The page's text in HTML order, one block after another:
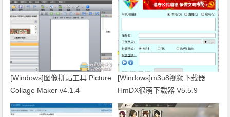
[Windows]图像拼贴工具 Picture
Collage Maker v4.1.4
[Windows]m3u8视频下载器
HmDX很萌下载器 V5.5.9
2021.01.16更新